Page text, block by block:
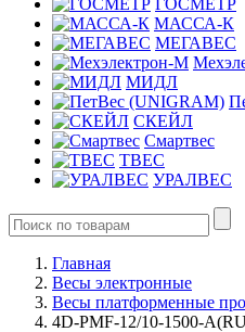
ГОСМЕТР
МАССА-К
МЕГАВЕС
МИДЛ
СКЕЙЛ
Смартвес
ТВЕС
УРАЛВЕС
Главная
Весы электронные
Весы платформенные
4D-PMF-12/10-1500-